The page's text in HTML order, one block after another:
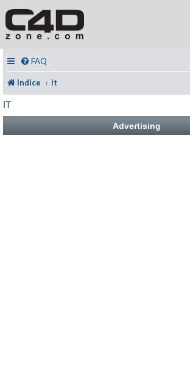
FAQ
Indice it
IT
Advertising